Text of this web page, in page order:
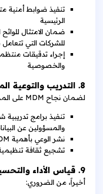
تنفيذ ضوابط أمنية
الرئيسية
للشركات التي تتعامل
إجراء تدقيقات
والخصوصية
8. التدريب والتوعية المستمرة
لضمان نجاح MDM على المدى الطويل:
تنفيذ برامج
والمسؤولين عن
نشر الوعي بأهمية MDM وتأثيرها على نجاح الأعمال
تشجيع ثقافة
9. قياس الأداء والتحسين المستمر
أخيراً، من الضروري: